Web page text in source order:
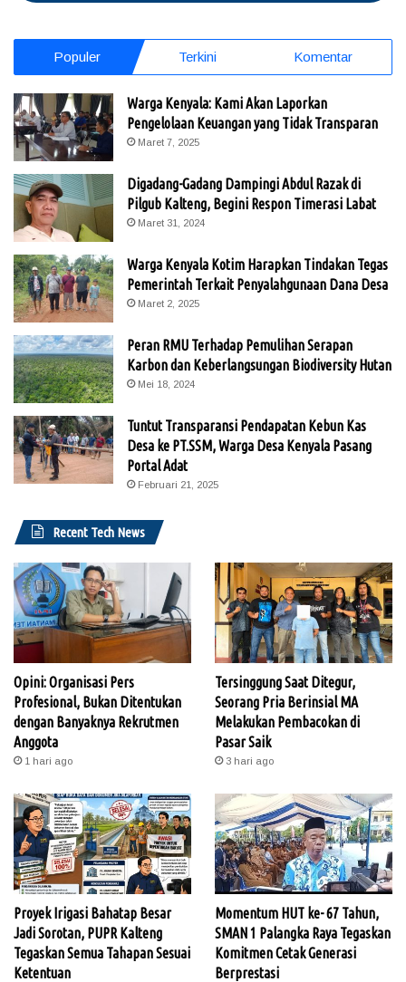
Populer Terkini Komentar
Warga Kenyala: Kami Akan Laporkan
Pengelolaan Keuangan yang Tidak Transparan
Maret 7, 2025
Digadang-Gadang Dampingi Abdul Razak di
Pilgub Kalteng, Begini Respon Timerasi Labat
Maret 31, 2024
Warga Kenyala Kotim Harapkan Tindakan Tegas
Pemerintah Terkait Penyalahgunaan Dana Desa
Maret 2, 2025
Peran RMU Terhadap Pemulihan Serapan
Karbon dan Keberlangsungan Biodiversity Hutan
Mei 18, 2024
Tuntut Transparansi Pendapatan Kebun Kas
Desa ke PT.SSM, Warga Desa Kenyala Pasang
Portal Adat
Februari 21, 2025
Recent Tech News
Opini: Organisasi Pers
Profesional, Bukan Ditentukan
dengan Banyaknya Rekrutmen
Anggota
1 hari ago
Tersinggung Saat Ditegur,
Seorang Pria Berinsial MA
Melakukan Pembacokan di
Pasar Saik
3 hari ago
Proyek Irigasi Bahatap Besar
Jadi Sorotan, PUPR Kalteng
Tegaskan Semua Tahapan Sesuai
Ketentuan
Momentum HUT ke- 67 Tahun,
SMAN 1 Palangka Raya Tegaskan
Komitmen Cetak Generasi
Berprestasi